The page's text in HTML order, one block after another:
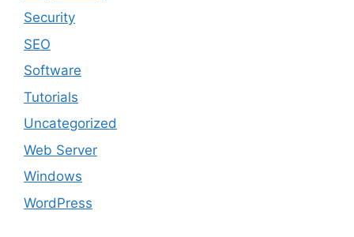
Security
SEO
Software
Tutorials
Uncategorized
Web Server
Windows
WordPress